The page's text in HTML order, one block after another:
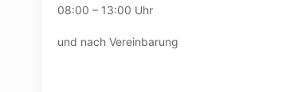
08:00 – 13:00 Uhr
und nach Vereinbarung